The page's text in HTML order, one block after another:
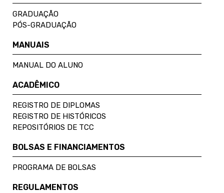
GRADUAÇÃO
PÓS-GRADUAÇÃO
MANUAIS
MANUAL DO ALUNO
ACADÊMICO
REGISTRO DE DIPLOMAS
REGISTRO DE HISTÓRICOS
REPOSITÓRIOS DE TCC
BOLSAS E FINANCIAMENTOS
PROGRAMA DE BOLSAS
REGULAMENTOS